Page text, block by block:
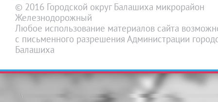
© 2016 Городской округ Балашиха микрорайон
Железнодорожный
Любое использование материалов сайта
с письменного разрешения Администрации
Балашиха